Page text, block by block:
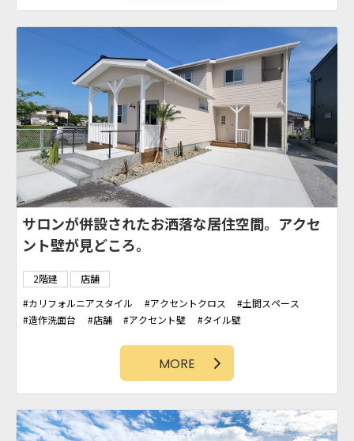
サロンが併設されたお洒落な居住空間。アクセ
ント壁が見どころ。
2階建
店舗
カリフォルニアスタイル
アクセントクロス
土間スペース
造作洗面台
店舗 アクセント壁
タイル壁
MORE